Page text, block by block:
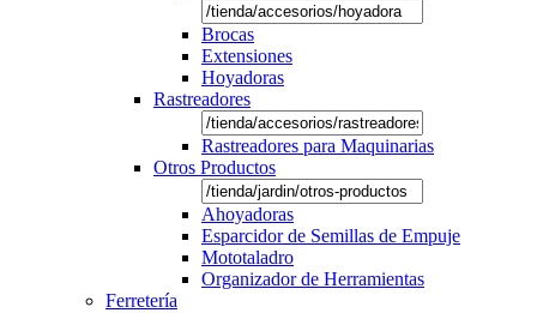
Brocas
Extensiones
Hoyadoras
Rastreadores
Rastreadores para Maquinarias
Otros Productos
Ahoyadoras
Esparcidor de Semillas de Empuje
Mototaladro
Organizador de Herramientas
Ferretería